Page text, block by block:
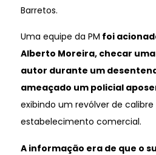
Barretos.
Uma equipe da PM foi
Alberto Moreira, checar
autor durante um
ameaçado um policial
exibindo um revólver de
estabelecimento comercial.
A informação era de que o